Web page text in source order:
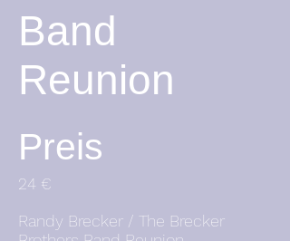
Band
Reunion
Preis
24 €
Randy Brecker / The Brecker